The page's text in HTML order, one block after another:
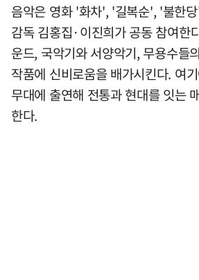
음악은 영화 '화차', '길복순', '불한
감독 김홍집·이진희가 공동 참여한
운드, 국악기와 서양악기, 무용수들
작품에 신비로움을 배가시킨다. 여
무대에 출연해 전통과 현대를 잇는
한다.